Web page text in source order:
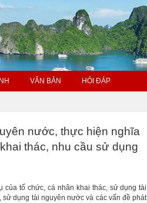
VĂN BẢN HỎI ĐÁP
nước, thực hiện nghĩa
thác, nhu cầu sử dụng
tổ chức, cá nhân khai thác, sử dụng tài
dụng tài nguyên nước và các vấn đề phát